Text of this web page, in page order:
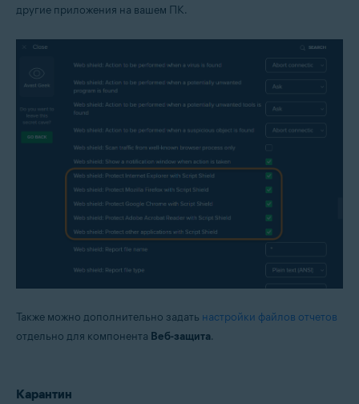
другие приложения на вашем ПК.
Также можно дополнительно задать настройки файлов отчетов
отдельно для компонента Веб-защита.
Карантин